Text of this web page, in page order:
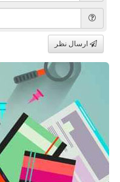
ارسال نظر